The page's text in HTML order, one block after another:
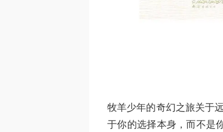
牧羊少年的奇幻之旅关于
于你的选择本身，而不是